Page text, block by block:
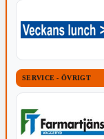
SERVICE - ÖVRIGT